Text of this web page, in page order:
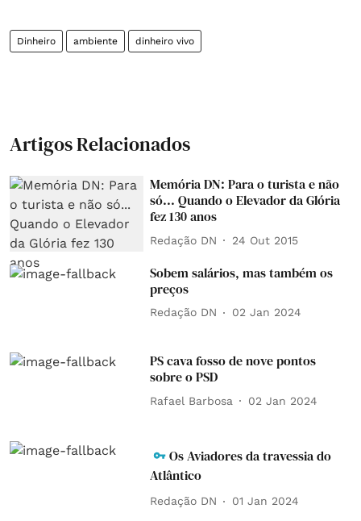
Dinheiro ambiente dinheiro vivo
Artigos Relacionados
Memória DN: Para o turista e não
só... Quando o Elevador da Glória
fez 130 anos
Redação DN 24 Out 2015
Sobem salários, mas também os
preços
Redação DN 02 Jan 2024
PS cava fosso de nove pontos
sobre o PSD
Rafael Barbosa 02 Jan 2024
Os Aviadores da travessia do
Atlântico
Redação DN 01 Jan 2024